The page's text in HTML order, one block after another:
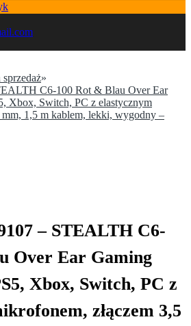
sprzedaż»
C6-100 Rot & Blau Over Ear
Xbox, Switch, PC z elastycznym
mm, 1,5 m kablem, lekki, wygodny –
– STEALTH C6-
Over Ear Gaming
Xbox, Switch, PC z
złączem 3,5